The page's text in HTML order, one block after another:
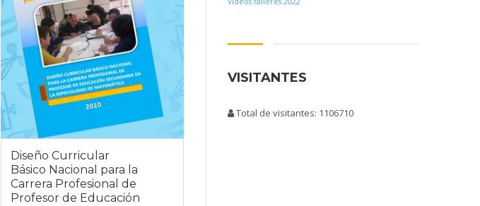
Diseño Curricular
Básico Nacional para la
Carrera Profesional de
Profesor de Educación
VISITANTES
Total de visitantes: 1106710